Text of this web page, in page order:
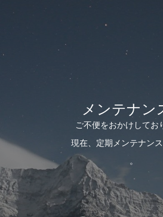
メンテナン
ご不便をおかけしてお
現在、定期メンテナンス
。